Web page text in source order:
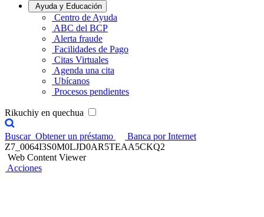
Ayuda y Educación
Centro de Ayuda
ABC del BCP
Alerta fraude
Facilidades de Pago
Citas Virtuales
Agenda una cita
Ubícanos
Procesos pendientes
Rikuchiy en quechua
Buscar Obtener un préstamo
Banca por Internet
Z7_0064I3S0M0LJD0AR5TEAA5CKQ2
Web Content Viewer
Acciones